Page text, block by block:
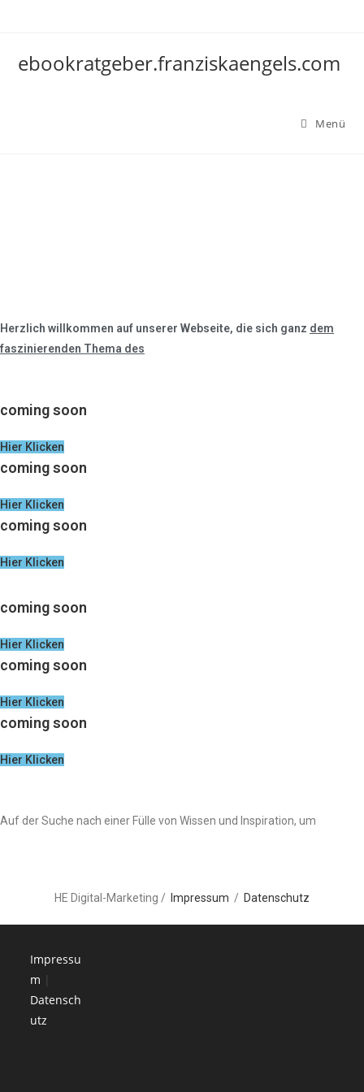
ebookratgeber.franziskaengels.com
Menü
Herzlich willkommen auf unserer Webseite, die sich ganz dem
faszinierenden Thema des
coming soon
Hier Klicken
coming soon
Hier Klicken
coming soon
Hier Klicken
coming soon
Hier Klicken
coming soon
Hier Klicken
coming soon
Hier Klicken
Auf der Suche nach einer Fülle von Wissen und Inspiration, um
HE Digital-Marketing / Impressum / Datenschutz
Impressu
m |
Datensch
utz